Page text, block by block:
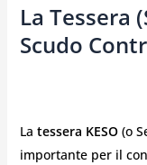
La Tessera
Scudo
La tessera KESO(o
importante per il